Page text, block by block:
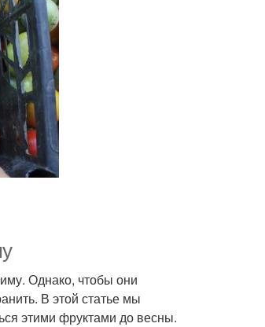
Однако, чтобы они
В этой статье мы
этими фруктами до весны.